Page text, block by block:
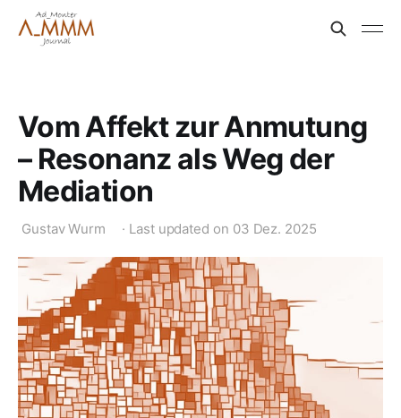
Vom Affekt zur Anmutung
– Resonanz als Weg der
Mediation
Gustav Wurm · Last updated on 03 Dez. 2025